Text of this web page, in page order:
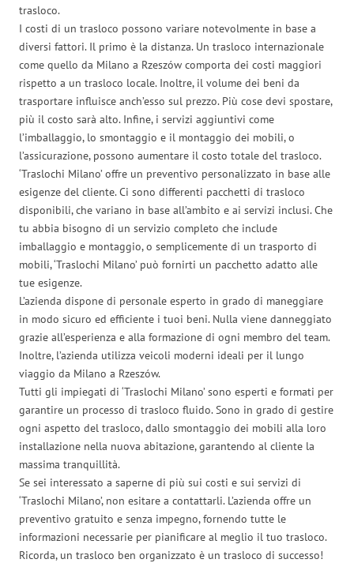
trasloco.
I costi di un trasloco possono variare notevolmente in base a
diversi fattori. Il primo è la distanza. Un trasloco internazionale
come quello da Milano a Rzeszów comporta dei costi maggiori
rispetto a un trasloco locale. Inoltre, il volume dei beni da
trasportare influisce anch’esso sul prezzo. Più cose devi spostare,
più il costo sarà alto. Infine, i servizi aggiuntivi come
l’imballaggio, lo smontaggio e il montaggio dei mobili, o
l’assicurazione, possono aumentare il costo totale del trasloco.
‘Traslochi Milano’ offre un preventivo personalizzato in base alle
esigenze del cliente. Ci sono differenti pacchetti di trasloco
disponibili, che variano in base all’ambito e ai servizi inclusi. Che
tu abbia bisogno di un servizio completo che include
imballaggio e montaggio, o semplicemente di un trasporto di
mobili, ‘Traslochi Milano’ può fornirti un pacchetto adatto alle
tue esigenze.
L’azienda dispone di personale esperto in grado di maneggiare
in modo sicuro ed efficiente i tuoi beni. Nulla viene danneggiato
grazie all’esperienza e alla formazione di ogni membro del team.
Inoltre, l’azienda utilizza veicoli moderni ideali per il lungo
viaggio da Milano a Rzeszów.
Tutti gli impiegati di ‘Traslochi Milano’ sono esperti e formati per
garantire un processo di trasloco fluido. Sono in grado di gestire
ogni aspetto del trasloco, dallo smontaggio dei mobili alla loro
installazione nella nuova abitazione, garantendo al cliente la
massima tranquillità.
Se sei interessato a saperne di più sui costi e sui servizi di
‘Traslochi Milano’, non esitare a contattarli. L’azienda offre un
preventivo gratuito e senza impegno, fornendo tutte le
informazioni necessarie per pianificare al meglio il tuo trasloco.
Ricorda, un trasloco ben organizzato è un trasloco di successo!